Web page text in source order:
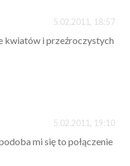
5.02.2011, 18:57
kwiatów i przeźroczystych
5.02.2011, 19:10
mi się to połączenie